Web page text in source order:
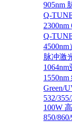
905nm
Q-
Q-
4500nm
脉冲激
Green/
532/
100W
850/